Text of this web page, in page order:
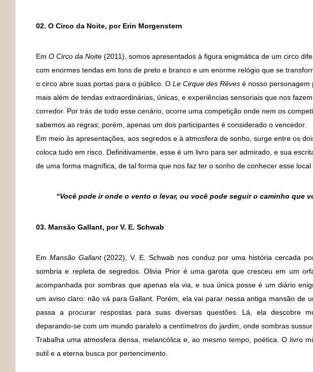
02. O Circo da Noite, por Erin Morgenstern
Em O Circo da Noite (2011), somos apresentados à figura enigmática de um circo
com enormes tendas em tons de preto e branco e um enorme relógio que se
o circo abre suas portas para o público. O Le Cirque des Rêves é nosso personagem
mais além de tendas extraordinárias, únicas, e experiências sensoriais que nos
corredor. Por trás de todo esse cenário, ocorre uma competição onde nem os
sabemos as regras; porém, apenas um dos participantes é considerado o vencedor.
Em meio às apresentações, aos segredos e à atmosfera de sonho, surge entre os
coloca tudo em risco. Definitivamente, esse é um livro para ser admirado, e sua
de uma forma magnífica, de tal forma que nos faz ter o sonho de conhecer esse local
“Você pode ir onde o vento o levar, ou você pode seguir o caminho que
03. Mansão Gallant, por V. E. Schwab
Em Mansão Gallant(2022), V. E. Schwab nos conduz por uma história cercada
sombria e repleta de segredos. Olivia Prior é uma garota que cresceu em um
acompanhada por sombras que apenas ela via, e sua única posse é um diário
um aviso claro: não vá para Gallant. Porém, ela vai parar nessa antiga mansão de
passa a procurar respostas para suas diversas questões. Lá, ela descobre
deparando-se com um mundo paralelo a centímetros do jardim, onde sombras
Trabalha uma atmosfera densa, melancólica e, ao mesmo tempo, poética. O livro
sutil e a eterna busca por pertencimento.